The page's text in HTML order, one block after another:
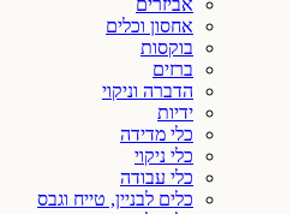
אביזרים
אחסון וכלים
בוקסות
ברזים
הדברה וניקוי
ידיות
כלי מדידה
כלי ניקוי
כלי עבודה
כלים לבניין, טייח וגבס